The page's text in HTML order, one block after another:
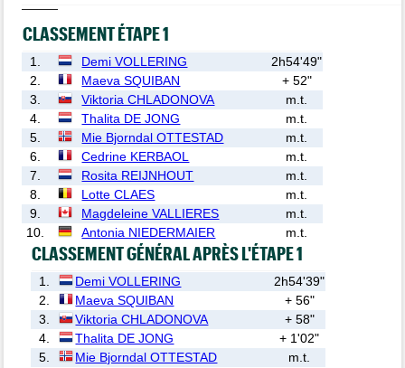
CLASSEMENT ÉTAPE 1
1. Demi VOLLERING
2h54'49"
2.
Maeva SQUIBAN
+ 52"
3.
Viktoria CHLADONOVA
m.t.
4.
Thalita DE JONG
m.t.
5.
Mie Bjorndal OTTESTAD
m.t.
6.
Cedrine KERBAOL
m.t.
7.
Rosita REIJNHOUT
m.t.
8.
Lotte CLAES
m.t.
9.
Magdeleine VALLIERES
m.t.
10.
Antonia NIEDERMAIER m.t.
CLASSEMENT GÉNÉRAL APRÈS L'ÉTAPE 1
1. Demi VOLLERING
2h54'39"
2.
Maeva SQUIBAN
+ 56"
3.
Viktoria CHLADONOVA
+ 58"
4.
Thalita DE JONG
+ 1'02"
5.
Mie Bjorndal OTTESTAD
m.t.